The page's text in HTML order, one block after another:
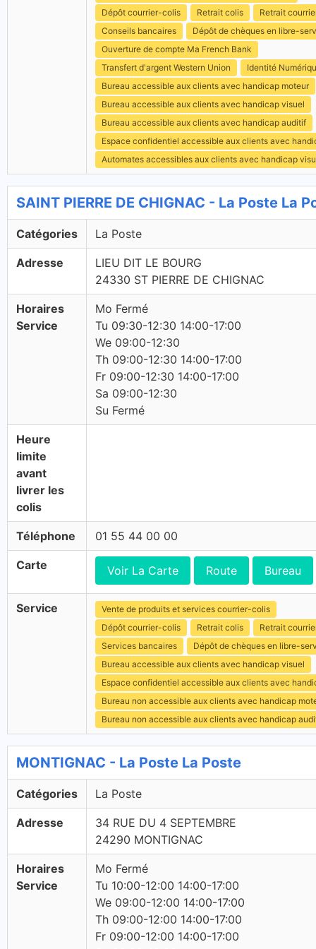
Dépôt courrier-colis Retrait colis
Retrait
Conseils bancaires
Dépôt de chèques en libre-
Ouverture de compte Ma French Bank
Transfert d'argent Western Union
Identité
Bureau accessible aux clients avec handicap moteur
Bureau accessible aux clients avec handicap visuel
Bureau accessible aux clients avec handicap auditif
Espace confidentiel accessible aux clients avec
Automates accessibles aux clients avec handicap
SAINT PIERRE DE CHIGNAC - La Poste La
Catégories La Poste
Adresse
LIEU DIT LE BOURG
24330 ST PIERRE DE CHIGNAC
Horaires
Service
Mo Fermé
Tu 09:30-12:30 14:00-17:00
We 09:00-12:30
Th 09:00-12:30 14:00-17:00
Fr 09:00-12:30 14:00-17:00
Sa 09:00-12:30
Su Fermé
Heure
limite
avant
livrer les
colis
Téléphone 01 55 44 00 00
Carte Voir La Carte Route Bureau
Service
Vente de produits et services courrier-colis
Dépôt courrier-colis
Retrait colis
Retrait
Services bancaires
Dépôt de chèques en libre-
Bureau accessible aux clients avec handicap visuel
Espace confidentiel accessible aux clients avec
Bureau non accessible aux clients avec handicap
Bureau non accessible aux clients avec handicap
MONTIGNAC - La Poste La Poste
Catégories La Poste
Adresse
34 RUE DU 4 SEPTEMBRE
24290 MONTIGNAC
Horaires
Service
Mo Fermé
Tu 10:00-12:00 14:00-17:00
We 09:00-12:00 14:00-17:00
Th 09:00-12:00 14:00-17:00
Fr 09:00-12:00 14:00-17:00